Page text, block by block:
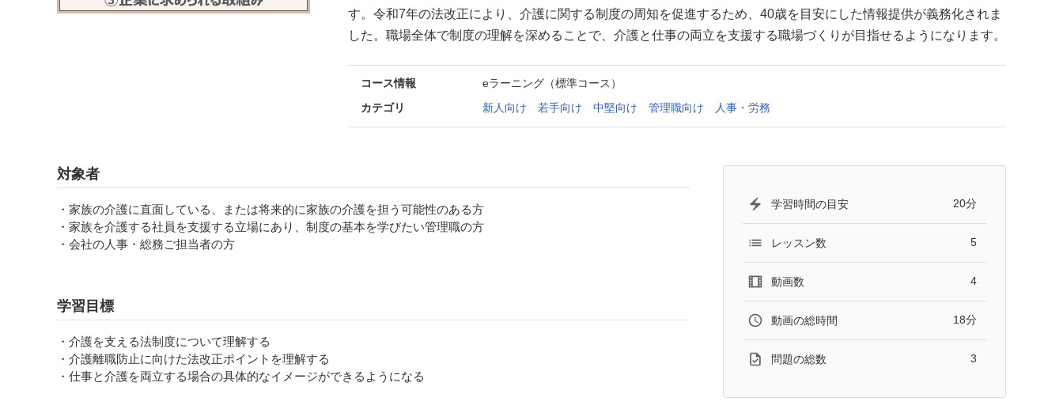
す。令和7年の法改正により、介護に関する制度の周知を促進するため、40歳を目安にした情報提供が義務化されま
した。職場全体で制度の理解を深めることで、介護と仕事の両立を支援する職場づくりが目指せるようになります。
コース情報
eラーニング（標準コース）
カテゴリ
新人向け 若手向け 中堅向け 管理職向け 人事・労務
対象者
・家族の介護に直面している、または将来的に家族の介護を担う可能性のある方
・家族を介護する社員を支援する立場にあり、制度の基本を学びたい管理職の方
・会社の人事・総務ご担当者の方
学習目標
・介護を支える法制度について理解する
・介護離職防止に向けた法改正ポイントを理解する
・仕事と介護を両立する場合の具体的なイメージができるようになる
学習時間の目安 20分
レッスン数 5
動画数 4
動画の総時間 18分
問題の総数 3